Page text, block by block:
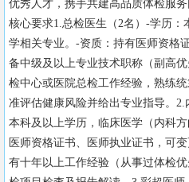
优秀人才，携手共建高品质体检服
核心要求1.总检医生（2名）-学历：
学相关专业。-资质：持有医师资格
备中级及以上专业技术职称（副高
检中心或医院总检工作经验，熟练
准评估健康风险并给出专业指导。2.
本科及以上学历，临床医学（内科
医师资格证书、医师执业证书，可
有十年以上工作经验（从事过体检